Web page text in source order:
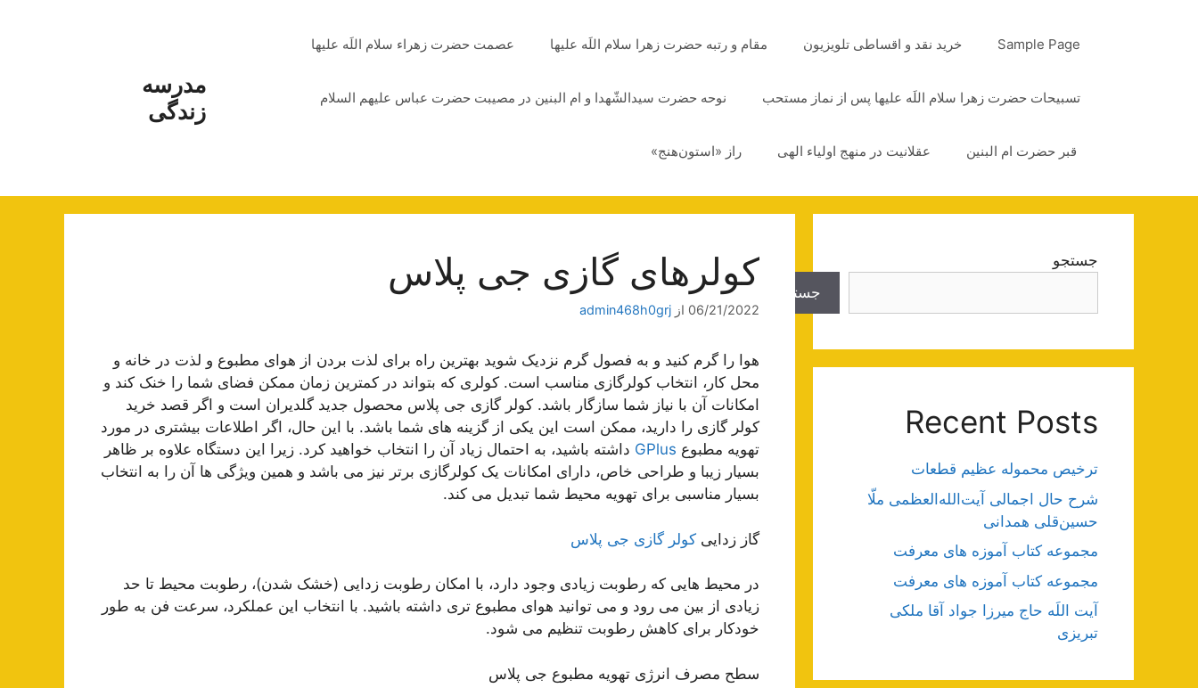
مدرسه
زندگی
Sample Page خرید نقد و اقساطی تلویزیون مقام و رتبه حضرت زهرا سلام اللَه علیها عصمت حضرت زهراء سلام اللَه علیها
تسبیحات حضرت زهرا سلام اللَه علیها پس از نماز مستحب نوحه حضرت سیدالشّهدا و ام البنین در مصیبت حضرت عباس علیهم السلام
قبر حضرت ام البنین عقلانیت در منهج اولیاء الهی راز «استون‌هنج»
کولرهای گازی جی پلاس
06/21/2022 از admin468h0grj
هوا را گرم کنید و به فصول گرم نزدیک شوید بهترین راه برای لذت بردن از هوای مطبوع و لذت در خانه و
محل کار، انتخاب کولرگازی مناسب است. کولری که بتواند در کمترین زمان ممکن فضای شما را خنک کند و
امکانات آن با نیاز شما سازگار باشد. کولر گازی جی پلاس محصول جدید گلدیران است و اگر قصد خرید
کولر گازی را دارید، ممکن است این یکی از گزینه های شما باشد. با این حال، اگر اطلاعات بیشتری در مورد
تهویه مطبوع GPlus داشته باشید، به احتمال زیاد آن را انتخاب خواهید کرد. زیرا این دستگاه علاوه بر ظاهر
بسیار زیبا و طراحی خاص، دارای امکانات یک کولرگازی برتر نیز می باشد و همین ویژگی ها آن را به انتخاب
بسیار مناسبی برای تهویه محیط شما تبدیل می کند.
گاز زدایی کولر گازی جی پلاس
در محیط هایی که رطوبت زیادی وجود دارد، با امکان رطوبت زدایی (خشک شدن)، رطوبت محیط تا حد
زیادی از بین می رود و می توانید هوای مطبوع تری داشته باشید. با انتخاب این عملکرد، سرعت فن به طور
خودکار برای کاهش رطوبت تنظیم می شود.
سطح مصرف انرژی تهویه مطبوع جی پلاس
جستجو
جستجو
Recent Posts
ترخیص محموله عظیم قطعات
شرح حال اجمالی آیت‌الله‌العظمی ملّا
حسین‌قلی همدانی
مجموعه کتاب آموزه های معرفت
مجموعه کتاب آموزه های معرفت
آیت اللَه حاج میرزا جواد آقا ملکی
تبریزی